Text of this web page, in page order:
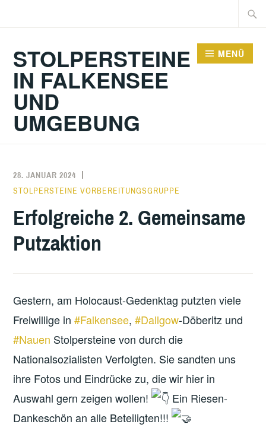
Suche
STOLPERSTEINE
IN FALKENSEE
UND
UMGEBUNG
MENÜ
28. JANUAR 2024
STOLPERSTEINE VORBEREITUNGSGRUPPE
Erfolgreiche 2. Gemeinsame
Putzaktion
Gestern, am Holocaust-Gedenktag putzten viele
Freiwillige in#Falkensee,#Dallgow-Döberitz und
#Nauen Stolpersteine von durch die
Nationalsozialisten Verfolgten. Sie sandten uns
ihre Fotos und Eindrücke zu, die wir hier in
Auswahl gern zeigen wollen!
Ein Riesen-
Dankeschön an alle Beteiligten!!!